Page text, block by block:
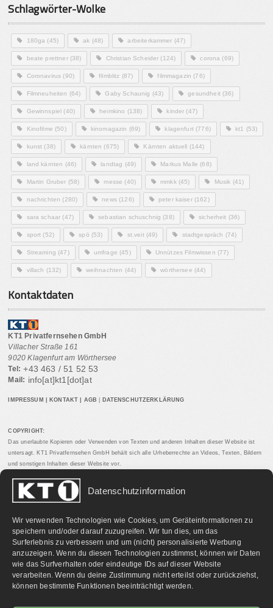
Datenschutzinformation
Wir verwenden Technologien wie Cookies, um Geräteinformationen zu
speichern und/oder darauf zuzugreifen. Wir tun dies, um das
Surferlebnis zu verbessern und um (nicht) personalisierte Werbung
anzuzeigen. Wenn du diesen Technologien zustimmst, können wir Daten
wie das Surfverhalten oder eindeutige IDs auf dieser Website
verarbeiten. Wenn du deine Zustimmung nicht erteilst oder zurückziehst,
können bestimmte Funktionen beeinträchtigt werden.
Schlagwörter-Wolke
180ga (45) ak (48) arbeiterkammer (47)
beate prettner(38) Christian Scheider (124) corona (69)
Coronavirus (90) filmblitz (87) filmmagazin (76)
Filmneuheiten (64) Gaby Schaunig (43) gesundheit(36)
Gewinnspiel (40) heimkino (138) kinder (47)
Kinofilme (50) kinomagazin (69) klagenfurt(776) kt1 (53)
kunst (38) kärnten (675) Kärnten aktuell (144)
land kärnten (46) landtag (49) Markus Malle (68)
Martin Gruber (58) messe (40) mmkk(45) Musik (41)
nachrichten (280) news(126) peter kaiser(162)
sara schaar (47) sebastian schuschnig (38) sicherheit (36)
sport (52) spö (53) st.veit(49) stadtgespräch (74)
Streaming (47) umfrage (45) Unnützes Filmwissen (77)
villach (132) weihnachten (44) wörthersee (44)
Kontaktdaten
KT1 Privatfernsehen GmbH
Villacher Straße 161
9020 Klagenfurt am Wörthersee
Tel: +43 463 / 51 52 53
Mail: info[at]kt1[dot]at
IMPRESSUM KONTAKT AGB DATENSCHUTZERKLÄRUNG
COPYRIGHT:
Das unerlaubte Kopieren oder Verwenden von Texten und anderen Inhalten dieser Website ist
untersagt. KT1 Privatfernsehen GmbH behält sich alle Urheberrechte an Videos, Texten, Bildern
und sonstigen Inhalten dieser Website vor.
PARTNERLINKS: